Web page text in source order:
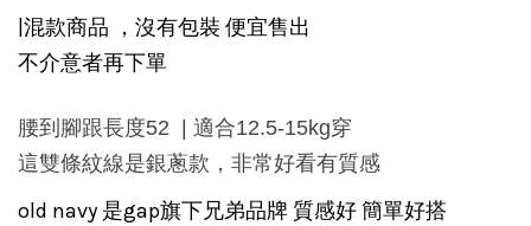
|混款商品 ，沒有包裝 便宜售出
不介意者再下單
腰到腳跟長度52 | 適合12.5-15kg穿
這雙條紋線是銀蔥款，非常好看有質感
old navy 是gap旗下兄弟品牌 質感好 簡單好搭